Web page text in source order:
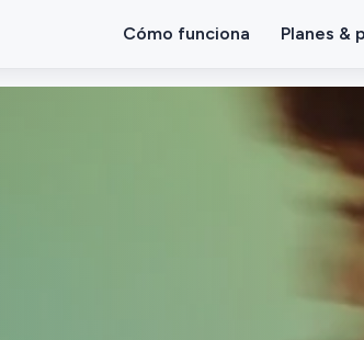
Cómo funciona Planes &